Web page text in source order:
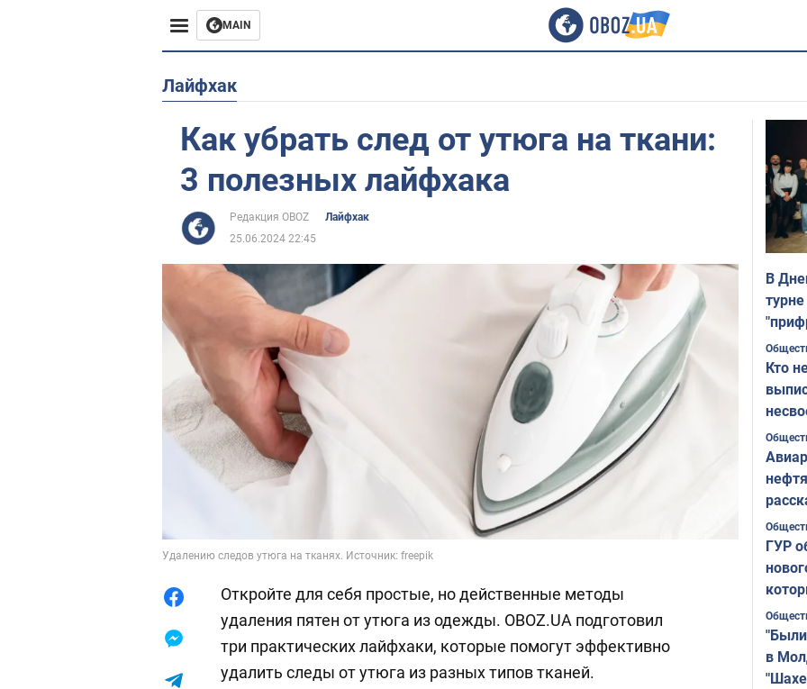
MAIN
Европа
Азия
Африка
Лайфхаки
Лайфхак
Как убрать след от утюга на ткани:
3 полезных лайфхака
Редакция OBOZ
Лайфхак
25.06.2024 22:45
Удалению следов утюга на тканях. Источник: freepik
Откройте для себя простые, но действенные методы
удаления пятен от утюга из одежды. OBOZ.UA подготовил
три практических лайфхаки, которые помогут эффективно
удалить следы от утюга из разных типов тканей.
В
Кто
ГУР
в